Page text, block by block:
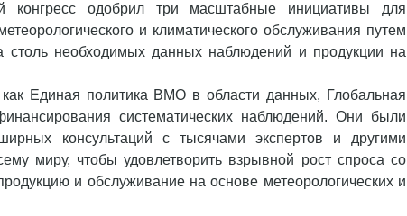
конгресс одобрил три масштабные инициативы для
и климатического обслуживания путем
столь необходимых данных наблюдений и продукции на
Единая политика ВМО в области данных, Глобальная
систематических наблюдений. Они были
консультаций с тысячами экспертов и другими
миру, чтобы удовлетворить взрывной рост спроса со
и обслуживание на основе метеорологических и